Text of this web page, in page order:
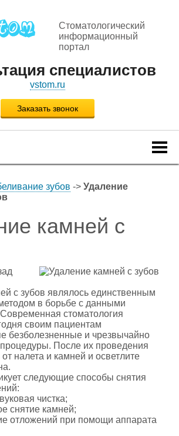
Стоматологический
информационный
портал
специалистов
vstom.ru
Заказать звонок
зубов -> Удаление
камней с
с зубов являлось единственным
в борьбе с данными
стоматология
своим пациентам
безболезненные и чрезвычайно
После их проведения
налета и камней и осветлите
следующие способы снятия
чистка;
снятие камней;
отложений при помощи аппарата